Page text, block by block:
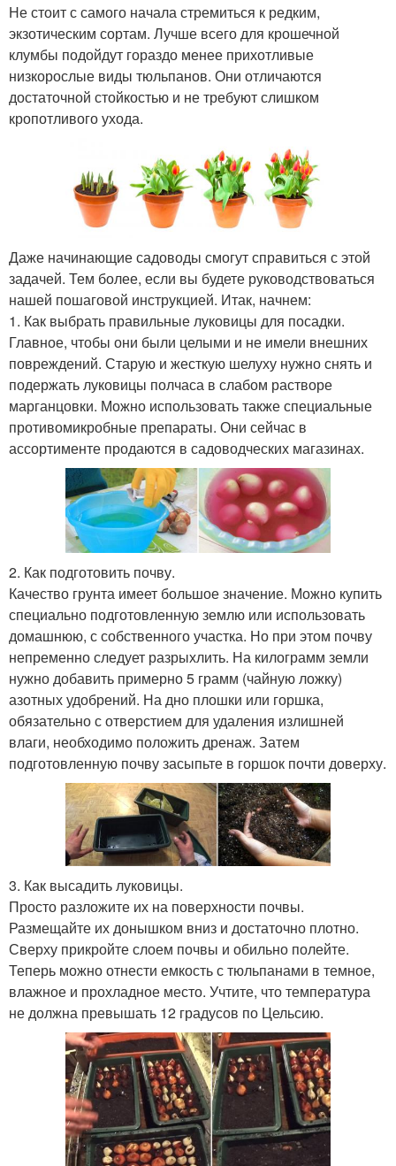
Не стоит с самого начала стремиться к редким,
экзотическим сортам. Лучше всего для крошечной
клумбы подойдут гораздо менее прихотливые
низкорослые виды тюльпанов. Они отличаются
достаточной стойкостью и не требуют слишком
кропотливого ухода.
Даже начинающие садоводы смогут справиться с этой
задачей. Тем более, если вы будете руководствоваться
нашей пошаговой инструкцией. Итак, начнем:
1. Как выбрать правильные луковицы для посадки.
Главное, чтобы они были целыми и не имели внешних
повреждений. Старую и жесткую шелуху нужно снять и
подержать луковицы полчаса в слабом растворе
марганцовки. Можно использовать также специальные
противомикробные препараты. Они сейчас в
ассортименте продаются в садоводческих магазинах.
2. Как подготовить почву.
Качество грунта имеет большое значение. Можно купить
специально подготовленную землю или использовать
домашнюю, с собственного участка. Но при этом почву
непременно следует разрыхлить. На килограмм земли
нужно добавить примерно 5 грамм (чайную ложку)
азотных удобрений. На дно плошки или горшка,
обязательно с отверстием для удаления излишней
влаги, необходимо положить дренаж. Затем
подготовленную почву засыпьте в горшок почти доверху.
3. Как высадить луковицы.
Просто разложите их на поверхности почвы.
Размещайте их донышком вниз и достаточно плотно.
Сверху прикройте слоем почвы и обильно полейте.
Теперь можно отнести емкость с тюльпанами в темное,
влажное и прохладное место. Учтите, что температура
не должна превышать 12 градусов по Цельсию.